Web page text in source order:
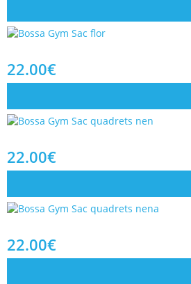
22.00€
22.00€
22.00€